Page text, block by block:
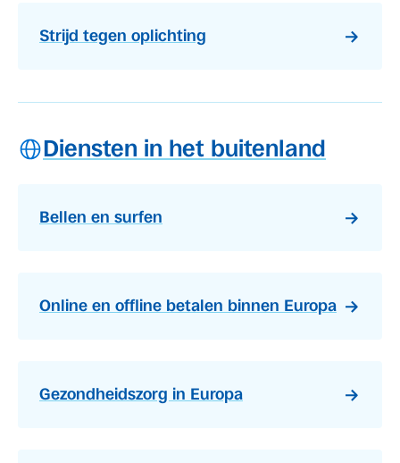
Strijd tegen oplichting
Diensten in het buitenland
Bellen en surfen
Online en offline betalen binnen Europa
Gezondheidszorg in Europa